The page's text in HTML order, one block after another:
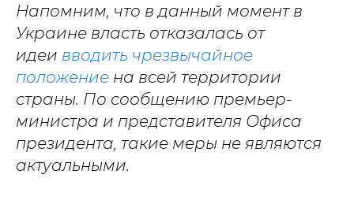
Напомним, что в данный момент в
Украине власть отказалась от
идеи вводить чрезвычайное
положение на всей территории
страны. По сообщению премьер-
министра и представителя Офиса
президента, такие меры не являются
актуальными.